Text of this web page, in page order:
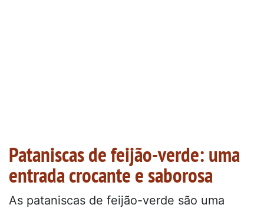
Pataniscas de feijão-verde: uma
entrada crocante e saborosa
As pataniscas de feijão-verde são uma